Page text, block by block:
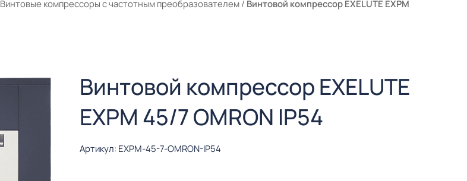
Винтовые компрессоры с частотным преобразователем / Винтовой компрессор EXELUTE EXPM
Винтовой компрессор EXELUTE
EXPM 45/7 OMRON IP54
Артикул: EXPM-45-7-OMRON-IP54